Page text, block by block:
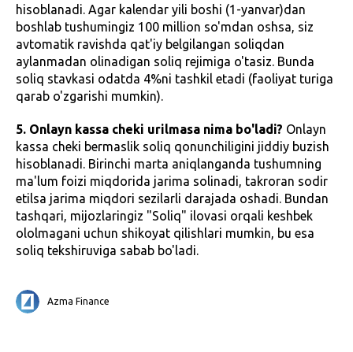
hisoblanadi. Agar kalendar yili boshi (1-yanvar)dan
boshlab tushumingiz 100 million so'mdan oshsa, siz
avtomatik ravishda qat'iy belgilangan soliqdan
aylanmadan olinadigan soliq rejimiga o'tasiz. Bunda
soliq stavkasi odatda 4%ni tashkil etadi (faoliyat turiga
qarab o'zgarishi mumkin).
5. Onlayn kassa cheki urilmasa nima bo'ladi? Onlayn
kassa cheki bermaslik soliq qonunchiligini jiddiy buzish
hisoblanadi. Birinchi marta aniqlanganda tushumning
ma'lum foizi miqdorida jarima solinadi, takroran sodir
etilsa jarima miqdori sezilarli darajada oshadi. Bundan
tashqari, mijozlaringiz "Soliq" ilovasi orqali keshbek
ololmagani uchun shikoyat qilishlari mumkin, bu esa
soliq tekshiruviga sabab bo'ladi.
Azma Finance